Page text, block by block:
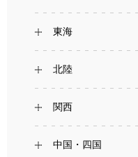
東海
北陸
関西
中国・四国